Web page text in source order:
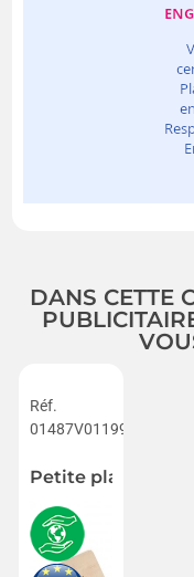
DANS CETTE
Réf.
01487V0119987
Petite planche